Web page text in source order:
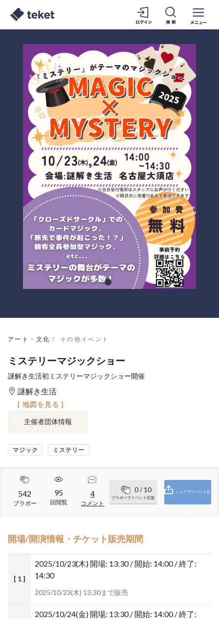
アート・文化 その他イベント
ミステリーマジックショー
謎解き生活初ミステリーマジックショー開催
謎解き生活
[ 地図を見る ]
主催者団体情報
マジック ミステリー
542
ブラボー
95
回閲覧
4
コメント
0/ 10
ブラボーでイベント応援
シェアでイベント応
開場/開演情報・チケット販売期間
[ 1 ]
2025/10/23(木) 開場: 13:30 / 開始: 14:00 / 終了:
14:30
2025/10/23(木) 13:30まで販売
2025/10/24(金) 開場: 13:30 / 開始: 14:00 / 終了: